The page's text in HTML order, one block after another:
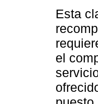
Esta
el